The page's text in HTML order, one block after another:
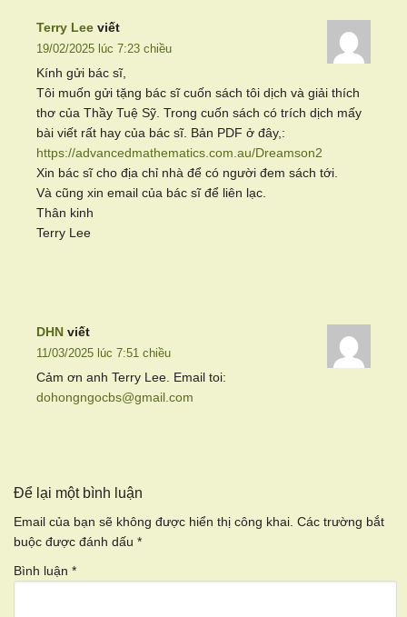
Terry Lee viết
19/02/2025 lúc 7:23 chiều
Kính gửi bác sĩ,
Tôi muốn gửi tặng bác sĩ cuốn sách tôi dịch và giải thích
thơ của Thầy Tuệ Sỹ. Trong cuốn sách có trích dịch mấy
bài viết rất hay của bác sĩ. Bản PDF ở đây,:
https://advancedmathematics.com.au/Dreamson2
Xin bác sĩ cho địa chỉ nhà để có người đem sách tới.
Và cũng xin email của bác sĩ để liên lạc.
Thân kinh
Terry Lee
DHN viết
11/03/2025 lúc 7:51 chiều
Cảm ơn anh Terry Lee. Email toi:
dohongngocbs@gmail.com
Để lại một bình luận
Email của bạn sẽ không được hiển thị công khai. Các trường bắt
buộc được đánh dấu *
Bình luận *